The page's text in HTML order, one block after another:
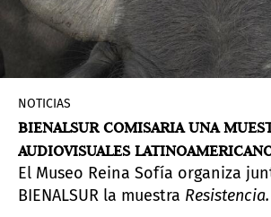
NOTICIAS
BIENALSUR COMISARIA UNA
AUDIOVISUALES
SOFÍA
El Museo Reina Sofía organiza
BIENALSUR la muestra